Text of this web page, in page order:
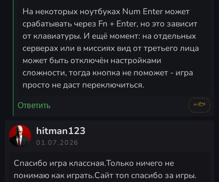
На некоторых ноутбуках Num Enter может
срабатывать через Fn + Enter, но это зависит
от клавиатуры. И ещё момент: на отдельных
серверах или в миссиях вид от третьего лица
может быть отключён настройками
сложности, тогда кнопка не поможет - игра
просто не даст переключиться.
Ответить +🐟
hitman123
01.07.2026
Спасибо игра классная.Только ничего не
понимаю как играть.Сайт топ спасибо за игры.